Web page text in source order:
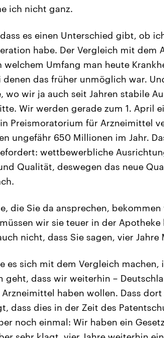
ich nicht ganz.
es einen Unterschied gibt, ob
habe. Der Vergleich mit dem
Umfang man heute
das früher unmöglich war.
wo wir ja auch seit Jahren stabile
Wir werden gerade zum 1. April
Preismoratorium für Arzneimittel
ungefähr 650 Millionen im Jahr.
wettbewerbliche
Qualität, deswegen das neue
die Sie da ansprechen, bekommen
wir sie teuer in der Apotheke
nicht, dass Sie sagen, vier Jahre
es sich mit dem Vergleich machen,
geht, dass wir weiterhin –
haben wollen. Dass dort
dass dies in der Zeit des
noch einmal: Wir haben ein